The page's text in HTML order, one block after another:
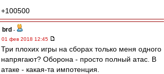
+100500
brd -
01 фев 2018 12:45
Три плохих игры на сборах только меня одного
напрягают? Оборона - просто полный атас. В
атаке - какая-та импотенция.